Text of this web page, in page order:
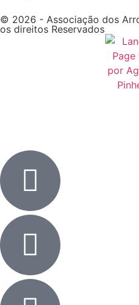
© 2026 - Associação dos
os direitos Reservados